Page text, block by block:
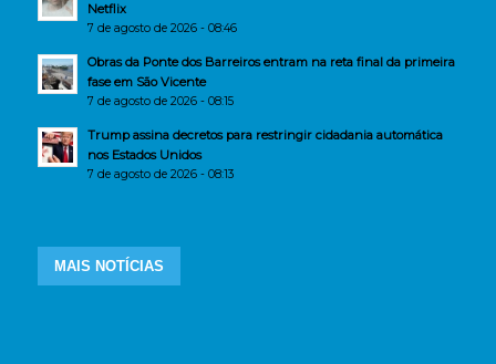
Netflix
7 de agosto de 2026 - 08:46
Obras da Ponte dos Barreiros entram na reta final da primeira
fase em São Vicente
7 de agosto de 2026 - 08:15
Trump assina decretos para restringir cidadania automática
nos Estados Unidos
7 de agosto de 2026 - 08:13
MAIS NOTÍCIAS